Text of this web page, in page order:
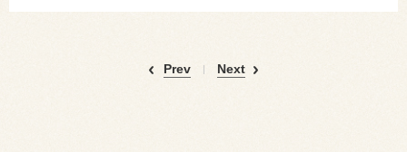
Prev Next